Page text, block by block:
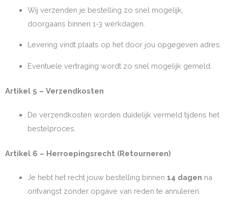
Wij verzenden je bestelling zo snel mogelijk,
doorgaans binnen 1-3 werkdagen.
Levering vindt plaats op het door jou opgegeven adres.
Eventuele vertraging wordt zo snel mogelijk gemeld.
Artikel 5 – Verzendkosten
De verzendkosten worden duidelijk vermeld tijdens het
bestelproces.
Artikel 6 – Herroepingsrecht (Retourneren)
Je hebt het recht jouw bestelling binnen 14 dagen na
ontvangst zonder opgave van reden te annuleren.